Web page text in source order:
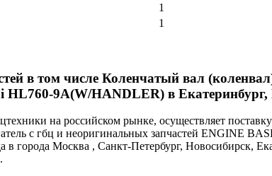
1
1
в том числе Коленчатый вал
HL760-9A(W/HANDLER) в
на российском рынке, осуществляет
с гбц и неоригинальных запчастей ENGINE
города Москва , Санкт-Петербург, Новосибирск,